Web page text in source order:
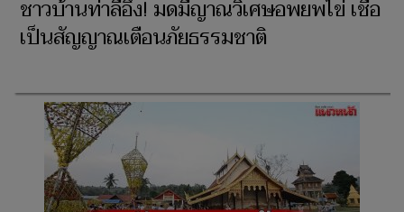
ชาวบ้านท่าลี่อึ้ง! มดมีญาณวิเศษอพยพไข่ เชื่อ
เป็นสัญญาณเตือนภัยธรรมชาติ